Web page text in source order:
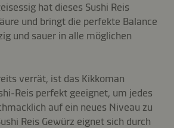
hat dieses Sushi Reis
und bringt die perfekte Balance
und sauer in alle möglichen
verrät, ist das Kikkoman
Reis perfekt geeignet, um jedes
auf ein neues Niveau zu
Reis Gewürz eignet sich durch